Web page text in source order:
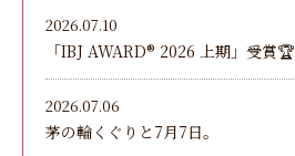
2026.07.10
「IBJ AWARD®︎ 2026 上期」受賞🏆
2026.07.06
茅の輪くぐりと7月7日。